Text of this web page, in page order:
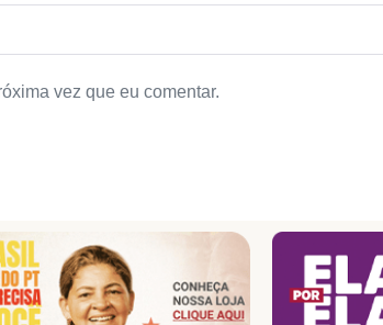
vez que eu comentar.